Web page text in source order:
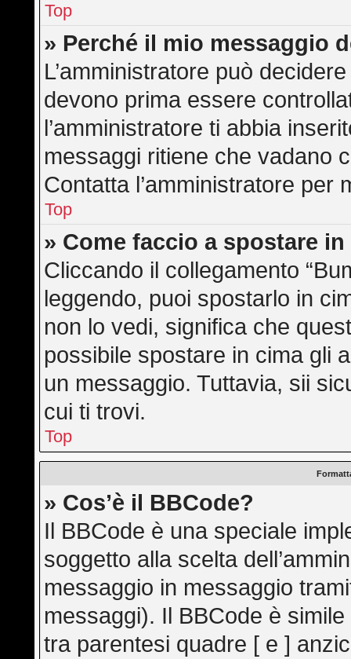
Top
» Perché il mio messaggio
L’amministratore può
devono prima essere
l’amministratore ti abbia
messaggi ritiene che vadano
Contatta l’amministratore per
Top
» Come faccio a spostare
Cliccando il collegamento
leggendo, puoi spostarlo in
non lo vedi, significa che
possibile spostare in cima gli
un messaggio. Tuttavia, sii
cui ti trovi.
Top
» Cos’è il BBCode?
Il BBCode è una speciale
soggetto alla scelta
messaggio in messaggio
messaggi). Il BBCode è
tra parentesi quadre [ e ]